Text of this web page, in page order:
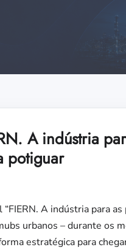
A indústria
potiguar
A indústria para
urbanos – durante os
estratégica para